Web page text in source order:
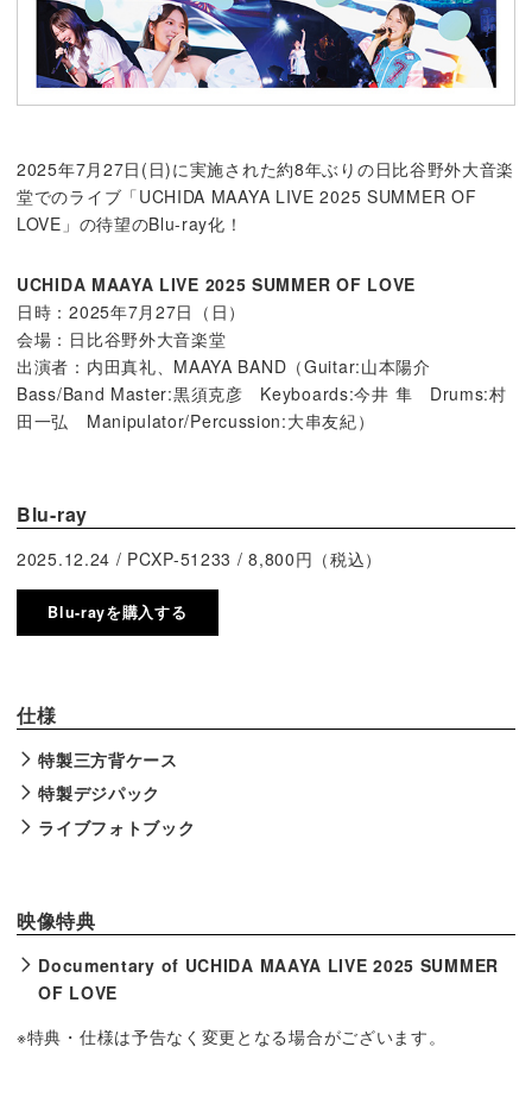
2025年7月27日(日)に実施された約8年ぶりの日比谷野外大音楽
堂でのライブ「UCHIDA MAAYA LIVE 2025 SUMMER OF
LOVE」の待望のBlu-ray化！
UCHIDA MAAYA LIVE 2025 SUMMER OF LOVE
日時：2025年7月27日（日）
会場：日比谷野外大音楽堂
出演者：内田真礼、MAAYA BAND（Guitar:山本陽介
Bass/Band Master:黒須克彦 Keyboards:今井 隼 Drums:村
田一弘 Manipulator/Percussion:大串友紀）
Blu-ray
2025.12.24 / PCXP-51233 / 8,800円（税込）
Blu-rayを購入する
仕様
特製三方背ケース
特製デジパック
ライブフォトブック
映像特典
Documentary of UCHIDA MAAYA LIVE 2025 SUMMER
OF LOVE
※特典・仕様は予告なく変更となる場合がございます。